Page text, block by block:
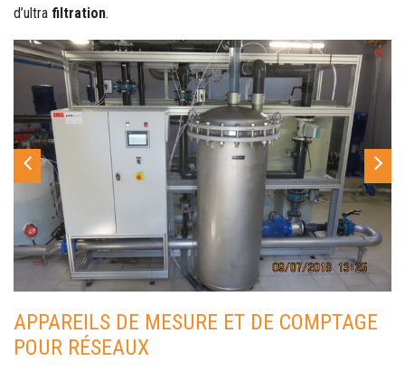
d’ultra filtration.
APPAREILS DE MESURE ET DE COMPTAGE
POUR RÉSEAUX